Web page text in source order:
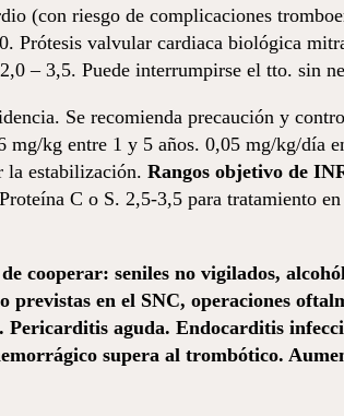
(con riesgo de complicaciones
Prótesis valvular cardiaca biológica
– 3,5. Puede interrumpirse el tto. sin
Se recomienda precaución y
mg/kg entre 1 y 5 años. 0,05 mg/kg/día
la estabilización. Rangos objetivo de
C o S. 2,5-3,5 para tratamiento
cooperar: seniles no vigilados,
en el SNC, operaciones
aguda. Endocarditis
supera al trombótico.